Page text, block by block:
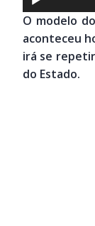
de
áudio
O modelo
aconteceu
irá se
do Estado.